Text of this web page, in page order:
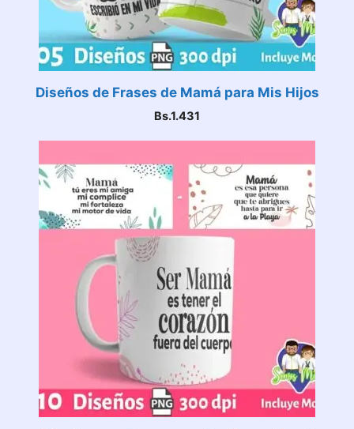
Diseños de Frases de Mamá para Mis Hijos
Bs.1.431